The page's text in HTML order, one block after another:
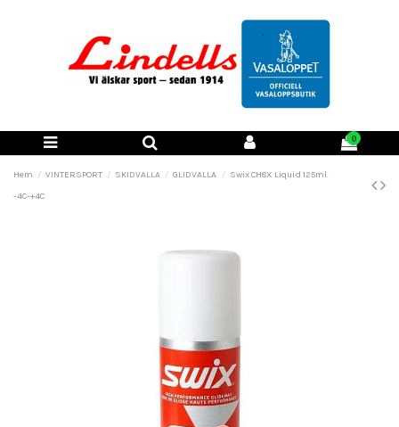
0
Hem VINTERSPORT SKIDVALLA GLIDVALLA
Swix CH8X Liquid 125ml.
-4C-+4C